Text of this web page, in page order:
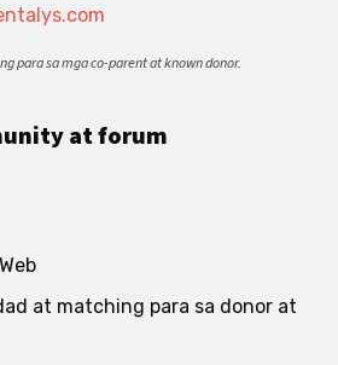
para sa mga co-parent at known donor.
at forum
at matching para sa donor at